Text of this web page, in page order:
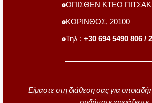
ΟΠΙΣΘΕΝ ΚΤΕΟ
ΚΟΡΙΝΘΟΣ, 20100
Τηλ : +30 694 5490 806 /
Είμαστε στη διάθεση σας για